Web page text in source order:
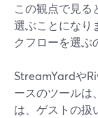
この観点で見る
選ぶことになり
クフローを選ぶ
StreamYardや
ースのツールは
は、ゲストの扱